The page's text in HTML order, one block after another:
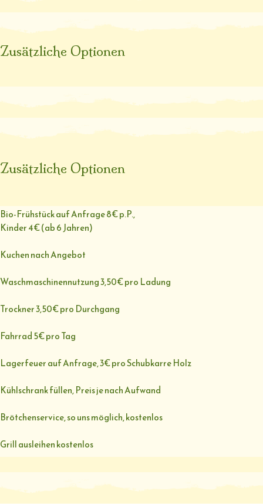
Zusätzliche Optionen
Zusätzliche Optionen
Bio-Frühstück auf Anfrage 8€ p.P.,
Kinder 4€ (ab 6 Jahren)
Kuchen nach Angebot
Waschmaschinennutzung 3,50€ pro Ladung
Trockner 3,50€ pro Durchgang
Fahrrad 5€ pro Tag
Lagerfeuer auf Anfrage, 3€ pro Schubkarre Holz
Kühlschrank füllen, Preis je nach Aufwand
Brötchenservice, so uns möglich, kostenlos
Grill ausleihen kostenlos